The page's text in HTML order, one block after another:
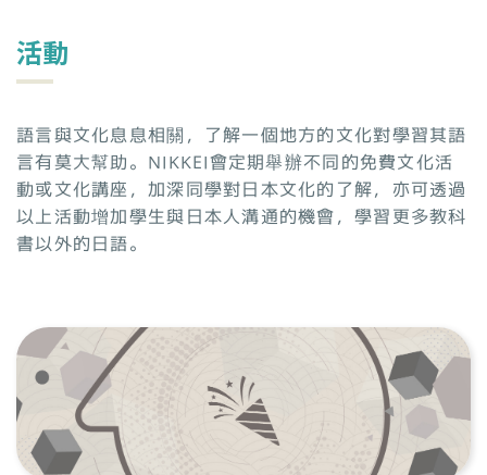
活動
語言與文化息息相關，了解一個地方的文化對學習其語
言有莫大幫助。NIKKEI會定期舉辦不同的免費文化活
動或文化講座，加深同學對日本文化的了解，亦可透過
以上活動增加學生與日本人溝通的機會，學習更多教科
書以外的日語。